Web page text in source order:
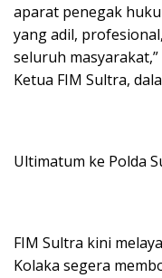
aparat penegak
yang adil,
seluruh
Ketua FIM Sultra,
Ultimatum ke Polda
FIM Sultra kini
Kolaka segera